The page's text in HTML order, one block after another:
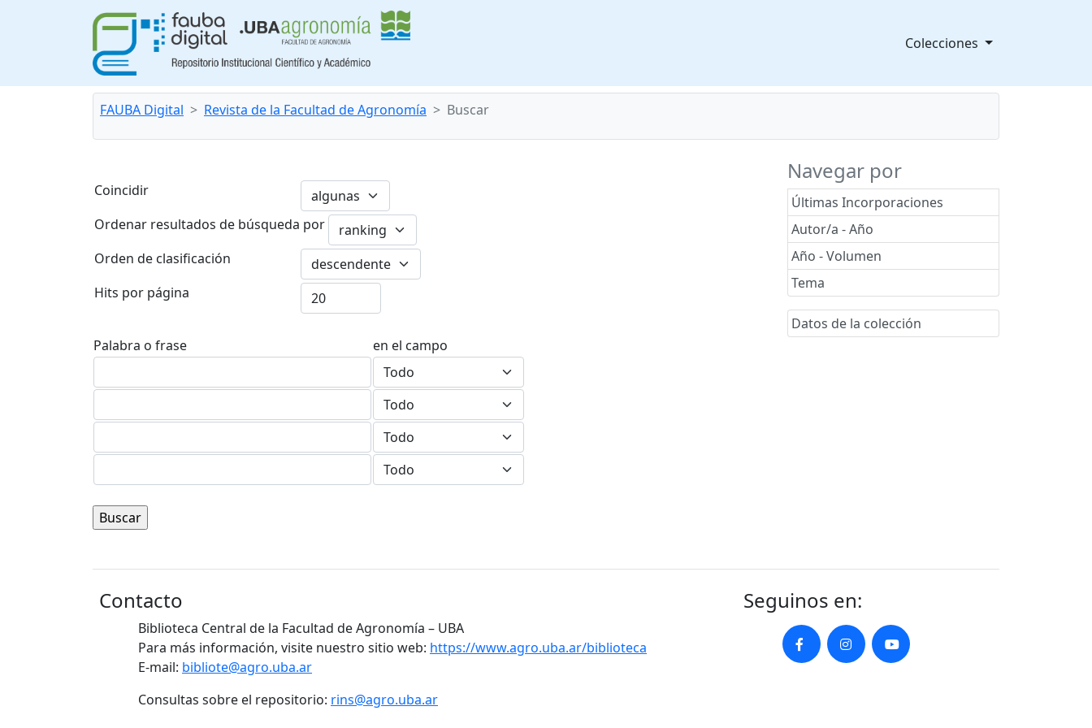
Colecciones
FAUBA Digital Revista de la Facultad de Agronomía Buscar
Navegar por
Últimas Incorporaciones
Autor/a - Año
Año - Volumen
Tema
Datos de la colección
Coincidir
Ordenar resultados de búsqueda por
Orden de clasificación
Hits por página
Palabra o frase en el campo
Contacto
Biblioteca Central de la Facultad de Agronomía – UBA
Para más información, visite nuestro sitio web: https://www.agro.uba.ar/biblioteca
E-mail: bibliote@agro.uba.ar
Consultas sobre el repositorio: rins@agro.uba.ar
Seguinos en: